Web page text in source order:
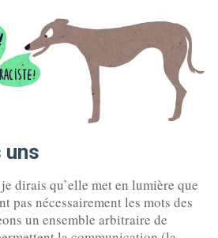
uns
dirais qu’elle met en lumière que
pas nécessairement les mots des
un ensemble arbitraire de